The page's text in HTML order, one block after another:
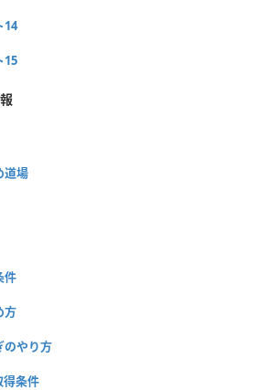
14
15
道場
件
方
のやり方
得条件